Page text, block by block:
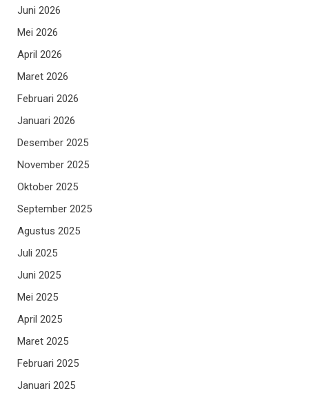
Juni 2026
Mei 2026
April 2026
Maret 2026
Februari 2026
Januari 2026
Desember 2025
November 2025
Oktober 2025
September 2025
Agustus 2025
Juli 2025
Juni 2025
Mei 2025
April 2025
Maret 2025
Februari 2025
Januari 2025